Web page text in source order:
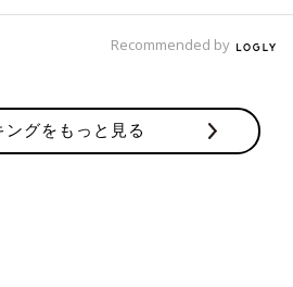
た。
と積み重なっていったんですね。
という年齢になって、本能的なものも
でも、やっぱり環境の変化は大きかっ
島から上京して、東京には結婚後も含
ーを見て「みんなとても頑張ってい
て、「私はそこまで頑張れない
う気持ちがありました。今の地域に
Recommended by
ングをもっと見る